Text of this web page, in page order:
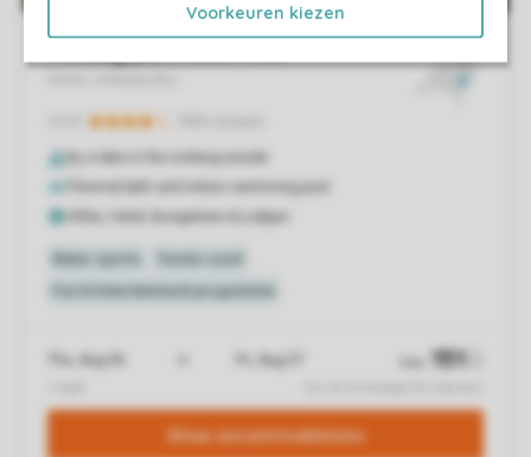
Voorkeuren kiezen